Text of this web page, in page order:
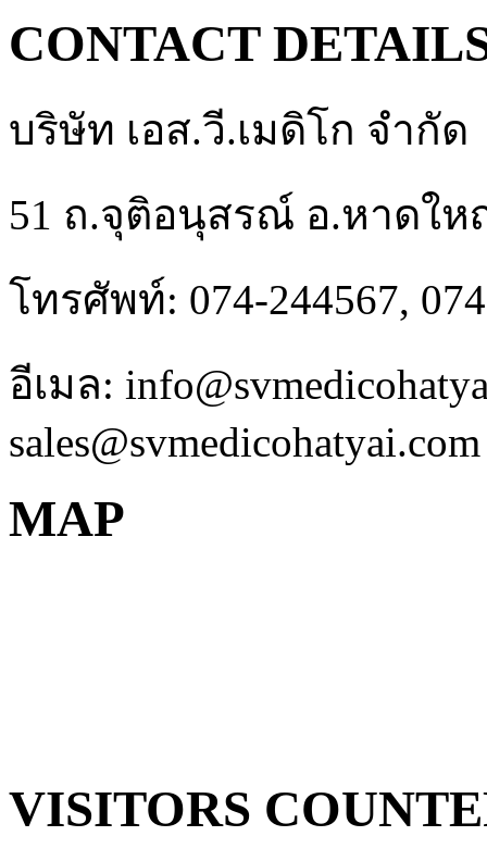
CONTACT
บริษัท เอส.วี.เมดิโก จำกัด
51 ถ.จุติอนุสรณ์ อ.หาดให
โทรศัพท์: 074-244567,
อีเมล:
MAP
VISITORS